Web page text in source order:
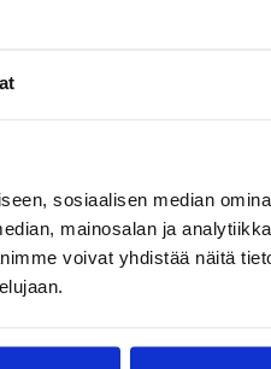
sosiaalisen median
mainosalan ja
voivat yhdistää näitä